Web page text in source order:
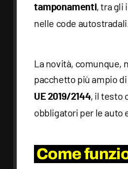
tamponamenti, tra gli
nelle code
La novità, comunque,
pacchetto più ampio
UE 2019/2144, il testo
obbligatori per le auto
Come